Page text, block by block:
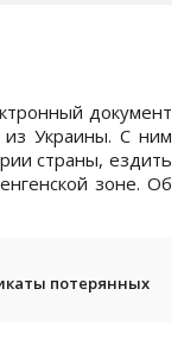
документ
Украины. С ним
страны, ездить
зоне. Об
потерянных